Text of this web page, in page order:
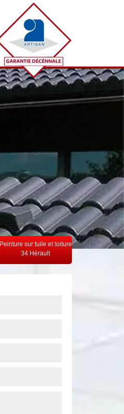
Peinture sur tuile et toiture
34 Hérault